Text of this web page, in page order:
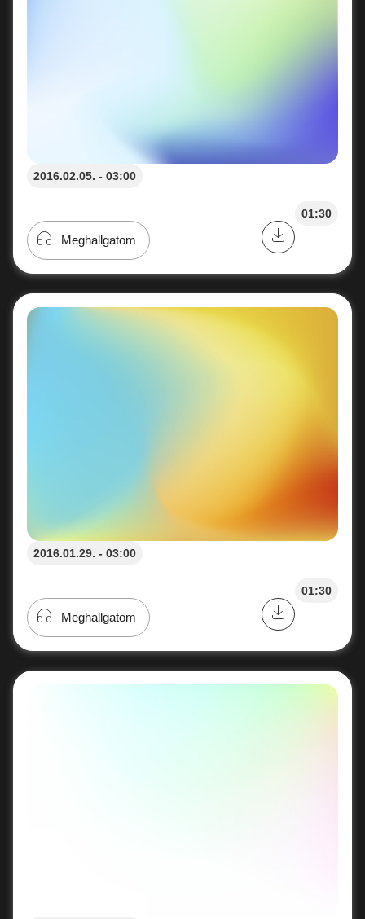
2016.02.05. - 03:00
01:30
Meghallgatom
2016.01.29. - 03:00
01:30
Meghallgatom